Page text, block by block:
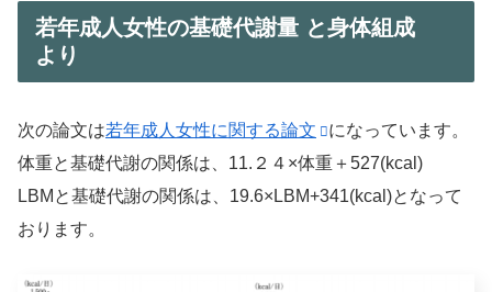
若年成人女性の基礎代謝量 と身体組成
より
次の論文は若年成人女性に関する論文
になっています。
体重と基礎代謝の関係は、11.２４×体重＋527(kcal)
LBMと基礎代謝の関係は、19.6×LBM+341(kcal)となって
おります。